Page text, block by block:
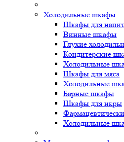
Холодильные шкафы
Шкафы для
Винные шкафы
Глухие
Кондитерские
Холодильные
Шкафы для мяса
Холодильные
Барные шкафы
Шкафы для икры
Холодильные